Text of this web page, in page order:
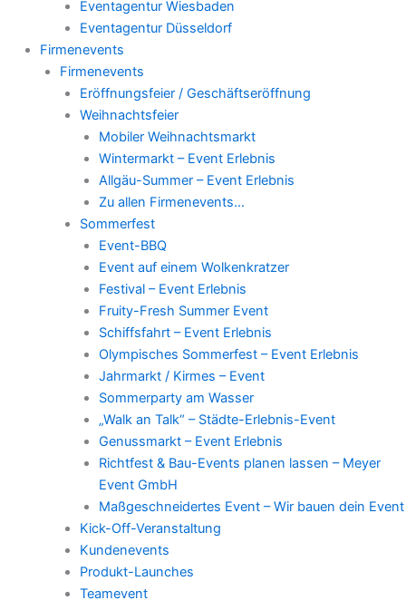
Eventagentur Wiesbaden
Eventagentur Düsseldorf
Firmenevents
Firmenevents
Eröffnungsfeier / Geschäftseröffnung
Weihnachtsfeier
Mobiler Weihnachtsmarkt
Wintermarkt – Event Erlebnis
Allgäu-Summer – Event Erlebnis
Zu allen Firmenevents…
Sommerfest
Event-BBQ
Event auf einem Wolkenkratzer
Festival – Event Erlebnis
Fruity-Fresh Summer Event
Schiffsfahrt – Event Erlebnis
Olympisches Sommerfest – Event Erlebnis
Jahrmarkt / Kirmes – Event
Sommerparty am Wasser
„Walk an Talk“ – Städte-Erlebnis-Event
Genussmarkt – Event Erlebnis
Richtfest & Bau-Events planen lassen – Meyer
Event GmbH
Maßgeschneidertes Event – Wir bauen dein Event
Kick-Off-Veranstaltung
Kundenevents
Produkt-Launches
Teamevent